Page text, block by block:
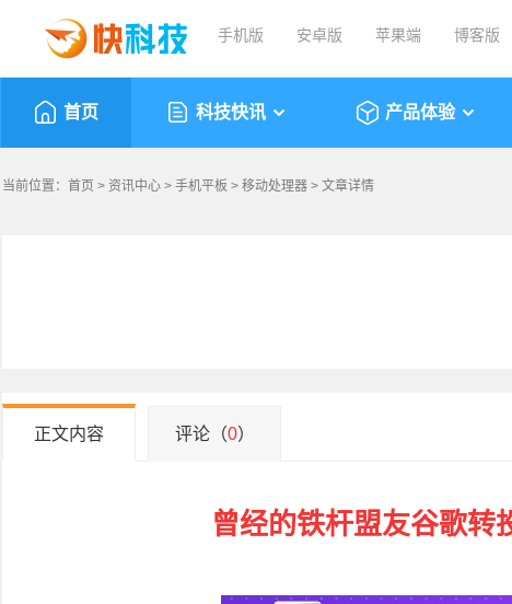
手机版 安卓版 苹果端 博客版
首页 科技快讯 产品体验
当前位置： 首页 > 资讯中心 > 手机平板 > 移动处理器 > 文章详情
正文内容 评论（0）
曾经的铁杆盟友谷歌转